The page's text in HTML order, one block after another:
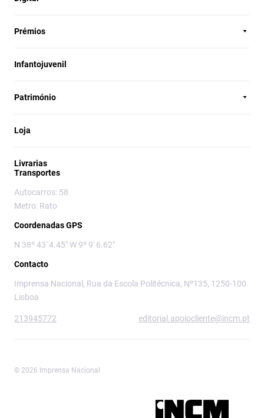
Prémios
Infantojuvenil
Património
Loja
Livrarias
Transportes
Autocarros: 58
Metro: Rato
Coordenadas GPS
N 38º 43' 4.45" W 9º 9' 6.62"
Contacto
Imprensa Nacional, Rua da Escola Politécnica, Nº135, 1250-100
Lisboa
213945772 editorial.apoiocliente@incm.pt
© 2026 Imprensa Nacional